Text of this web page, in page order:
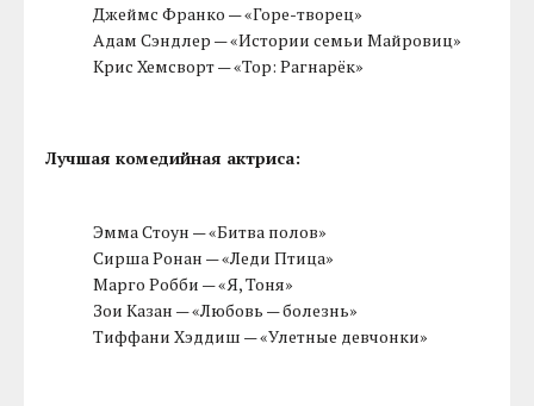
Джеймс Франко — «Горе-творец»
Адам Сэндлер — «Истории семьи Майровиц»
Крис Хемсворт — «Тор: Рагнарёк»
Лучшая комедийная актриса:
Эмма Стоун — «Битва полов»
Сирша Ронан — «Леди Птица»
Марго Робби — «Я, Тоня»
Зои Казан — «Любовь — болезнь»
Тиффани Хэддиш — «Улетные девчонки»